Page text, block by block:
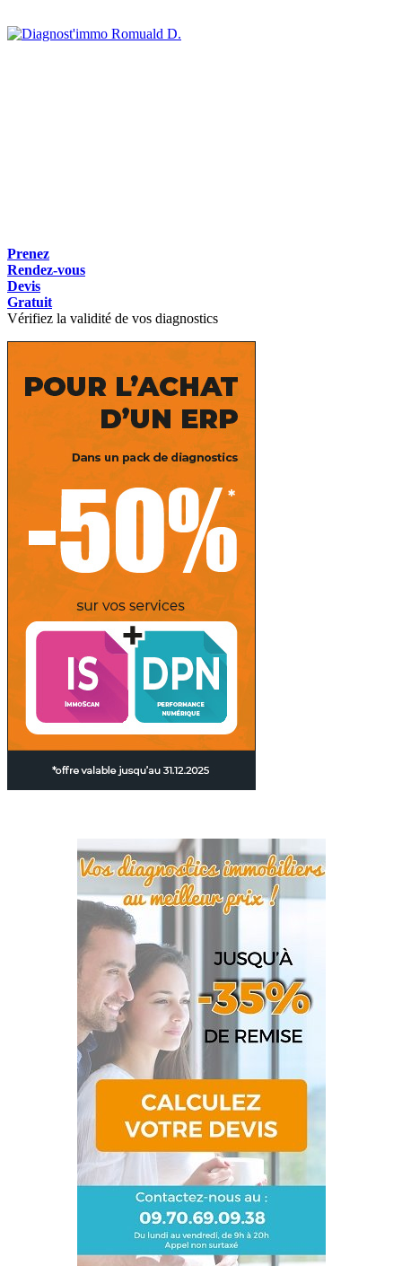
Romuald D.
Prenez
Rendez-vous
Devis
Gratuit
Vérifiez la validité de vos diagnostics